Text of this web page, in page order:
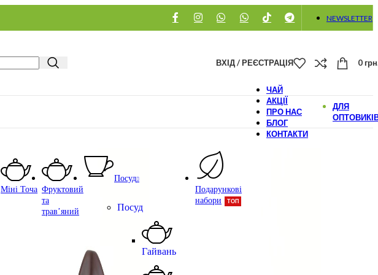
NEWSLETTER
ВХІД / РЕЄСТРАЦІЯ 0
Міні Точа Фруктовий
та
трав’яний
Посуд
Посуд
Гайвань
Подарункові
набори
ТОП
ЧАЙ
АКЦІЇ
ПРО НАС
БЛОГ
КОНТАКТИ
ДЛЯ